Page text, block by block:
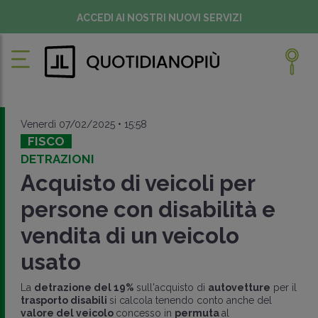
ACCEDI AI NOSTRI NUOVI SERVIZI
Venerdì 07/02/2025 • 15:58
FISCO
DETRAZIONI
Acquisto di veicoli per
persone con disabilità e
vendita di un veicolo
usato
La detrazione del 19% sull'acquisto di autovetture per il
trasporto disabili si calcola tenendo conto anche del
valore del veicolo concesso in permutaal